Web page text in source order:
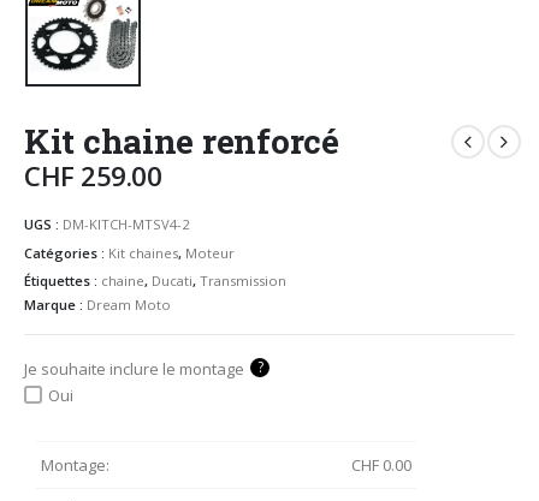
Kit chaine renforcé
CHF 259.00
UGS : DM-KITCH-MTSV4-2
Catégories : Kit chaines, Moteur
Étiquettes : chaine, Ducati, Transmission
Marque : Dream Moto
Je souhaite inclure le montage ?
Oui
Montage: CHF 0.00